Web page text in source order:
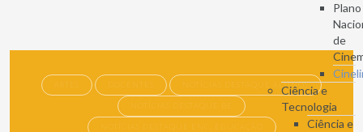
Plano
de
Ciência e
Tecnologia
Ciência e
ARTES DOCENTES NOTÍCIAS DESTAQUE ALUNOS
NOTÍCIAS DESTAQUE BE
NOTÍCIAS DESTAQUE ENC. EDUCAÇÃO